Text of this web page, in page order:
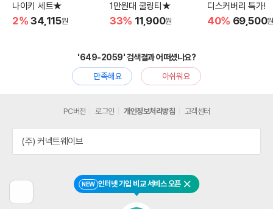
나이키 세트★
2% 34,115원
1만원대 쿨링티★
33% 11,900원
디스커버리 특가!
40% 69,500원
'649-2059' 검색결과 어떠셨나요?
만족해요
아쉬워요
전
NEW 인터넷 가입 비교 서비스 오픈 닫기
PC버전 로그인 개인정보처리방침 고객센터
(주) 커넥트웨이브